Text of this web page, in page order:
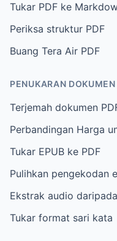
Tukar PDF ke
Periksa struktur PDF
Buang Tera Air PDF
PENUKARAN DOKUMEN
Terjemah dokumen
Perbandingan Harga
Tukar EPUB ke PDF
Pulihkan pengekodan
Ekstrak audio
Tukar format sari kata